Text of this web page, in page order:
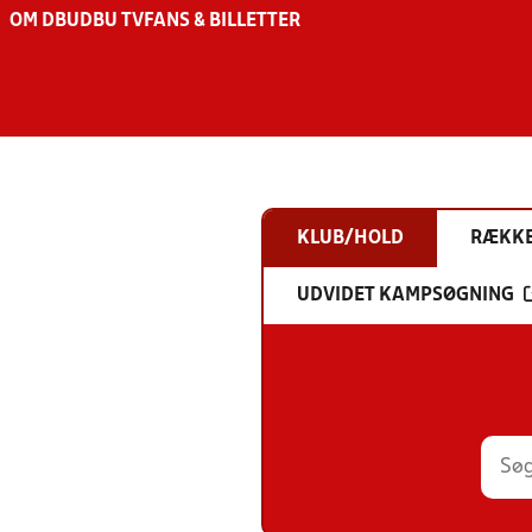
OM DBU DBU TV FANS & BILLETTER
KLUB/HOLD
UDVIDET KAMPSØGNING